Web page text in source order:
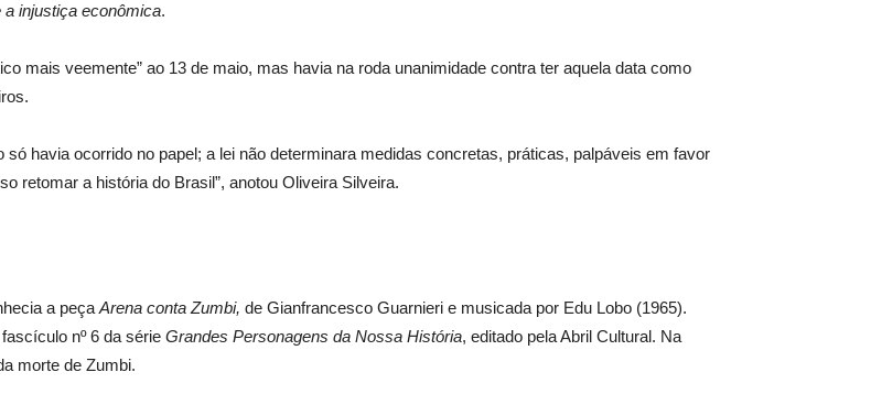
injustiça econômica.
mais veemente” ao 13 de maio, mas havia na roda unanimidade contra ter aquela data como
havia ocorrido no papel; a lei não determinara medidas concretas, práticas, palpáveis em favor
retomar a história do Brasil”, anotou Oliveira Silveira.
a peça Arena conta Zumbi, de Gianfrancesco Guarnieri e musicada por Edu Lobo (1965).
nº 6 da série Grandes Personagens da Nossa História, editado pela Abril Cultural. Na
morte de Zumbi.